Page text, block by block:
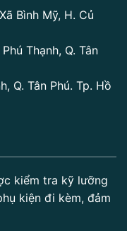
Bình Mỹ, H. Củ
Thạnh, Q. Tân
Q. Tân Phú. Tp. Hồ
kiểm tra kỹ lưỡng
kiện đi kèm, đảm